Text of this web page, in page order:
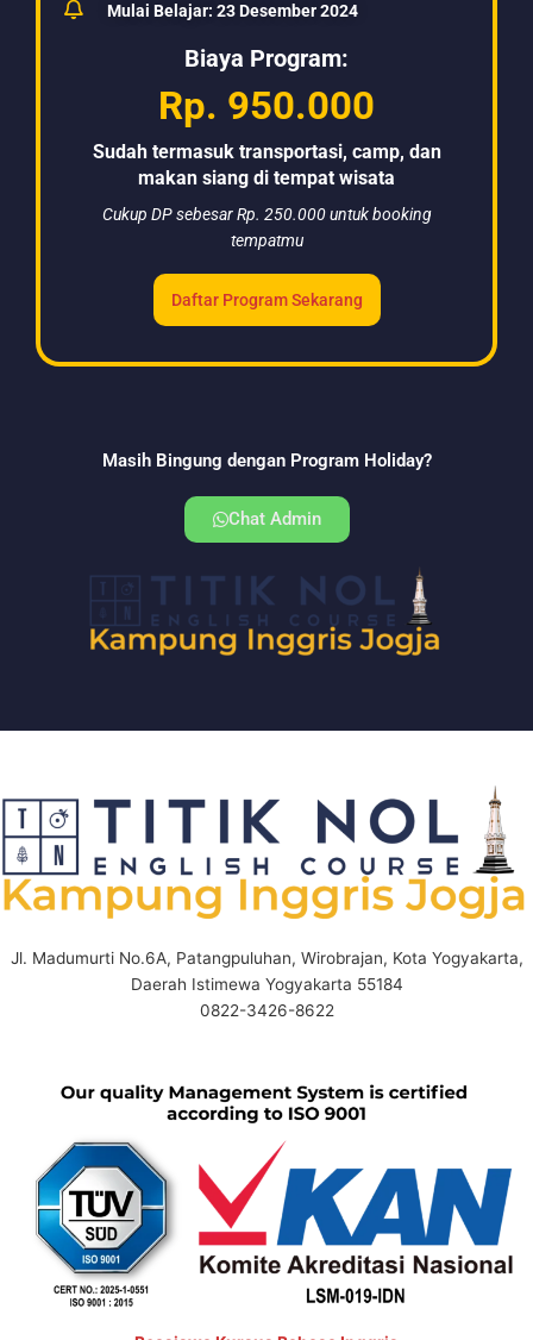
Mulai Belajar: 23 Desember 2024
Biaya Program:
Rp. 950.000
Sudah termasuk transportasi, camp, dan
makan siang di tempat wisata
Cukup DP sebesar Rp. 250.000 untuk booking
tempatmu
Daftar Program Sekarang
Masih Bingung dengan Program Holiday?
Chat Admin
Jl. Madumurti No.6A, Patangpuluhan, Wirobrajan, Kota Yogyakarta,
Daerah Istimewa Yogyakarta 55184
0822-3426-8622